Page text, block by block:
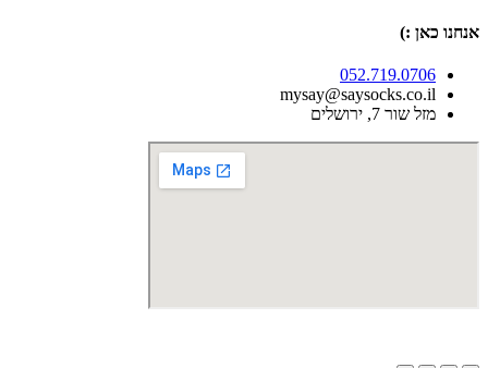
אנחנו כאן :)
052.719.0706
mysay@saysocks.co.il‏
מזל שור 7, ירושלים